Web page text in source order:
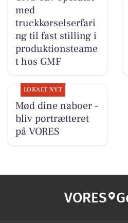
med
truckkørselserfari
ng til fast stilling i
produktionsteame
t hos GMF
LOKALT NYT
Mød dine naboer -
bliv portrætteret
på VORES
VORES